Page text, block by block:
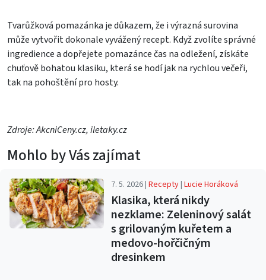
Tvarůžková pomazánka je důkazem, že i výrazná surovina
může vytvořit dokonale vyvážený recept. Když zvolíte správné
ingredience a dopřejete pomazánce čas na odležení, získáte
chuťově bohatou klasiku, která se hodí jak na rychlou večeři,
tak na pohoštění pro hosty.
Zdroje: AkcniCeny.cz, iletaky.cz
Mohlo by Vás zajímat
7. 5. 2026 |Recepty|Lucie Horáková
Klasika, která nikdy
nezklame: Zeleninový salát
s grilovaným kuřetem a
medovo-hořčičným
dresinkem